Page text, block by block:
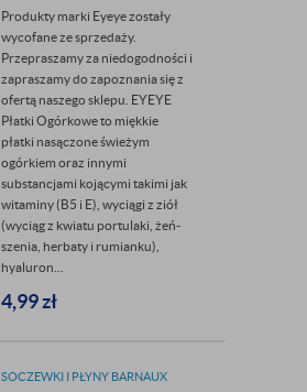
Produkty marki Eyeye zostały
wycofane ze sprzedaży.
Przepraszamy za niedogodności i
zapraszamy do zapoznania się z
ofertą naszego sklepu. EYEYE
Płatki Ogórkowe to miękkie
płatki nasączone świeżym
ogórkiem oraz innymi
substancjami kojącymi takimi jak
witaminy (B5 i E), wyciągi z ziół
(wyciąg z kwiatu portulaki, żeń-
szenia, herbaty i rumianku),
hyaluron...
4,99zł
SOCZEWKI I PŁYNY BARNAUX